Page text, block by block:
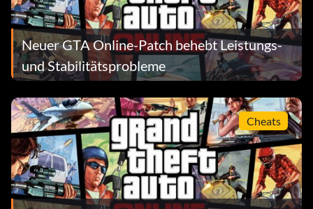
Neuer GTA Online-Patch behebt Leistungs-
und Stabilitätsprobleme
Cheats